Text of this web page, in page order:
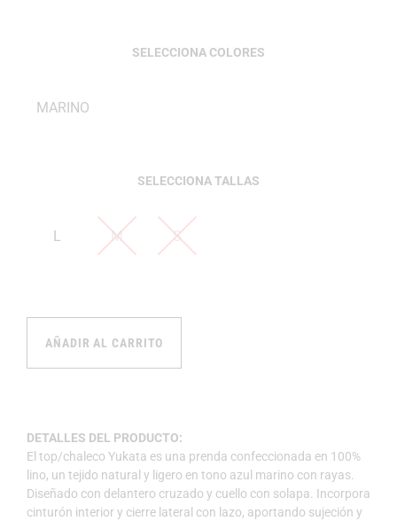
COLORES
MARINO
TALLAS
L M S
AÑADIR AL CARRITO
DETALLES DEL PRODUCTO:
El top/chaleco Yukata es una prenda confeccionada en 100%
lino, un tejido natural y ligero en tono azul marino con rayas.
Diseñado con delantero cruzado y cuello con solapa. Incorpora
cinturón interior y cierre lateral con lazo, aportando sujeción y